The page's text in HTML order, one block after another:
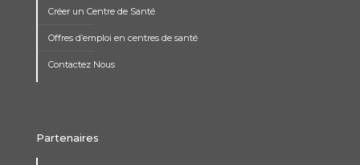
Créer un Centre de Santé
Offres d’emploi en centres de santé
Contactez Nous
Partenaires